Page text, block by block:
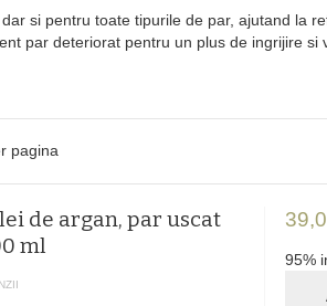
si pentru toate tipurile de par, ajutand la
par deteriorat pentru un plus de ingrijire si
pagina
de argan, par uscat
ml
95%